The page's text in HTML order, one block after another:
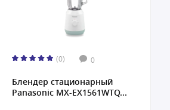
(0) 0
Блендер стационарный
Panasonic MX-EX1561WTQ...